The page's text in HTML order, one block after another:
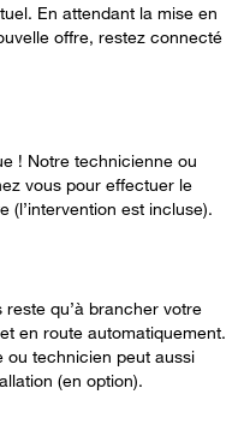
En attendant la mise en
offre, restez connecté
! Notre technicienne ou
vous pour effectuer le
(l’intervention est incluse).
reste qu’à brancher votre
en route automatiquement.
ou technicien peut aussi
(en option).